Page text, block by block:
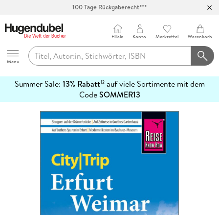
Abholung in über 100 Filialen
Hugendubel
Menu
Filiale Konto Merkzettel Warenkorb
Summer Sale: 13% Rabatt12auf viele Sortimente mit dem
CodeSOMMER13
erfahren